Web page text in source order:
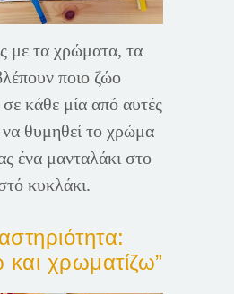
με τα χρώματα, τα
ποιο ζώο
σε κάθε μία από αυτές
να θυμηθεί το χρώμα
ένα μανταλάκι στο
κυκλάκι.
και χρωματίζω”